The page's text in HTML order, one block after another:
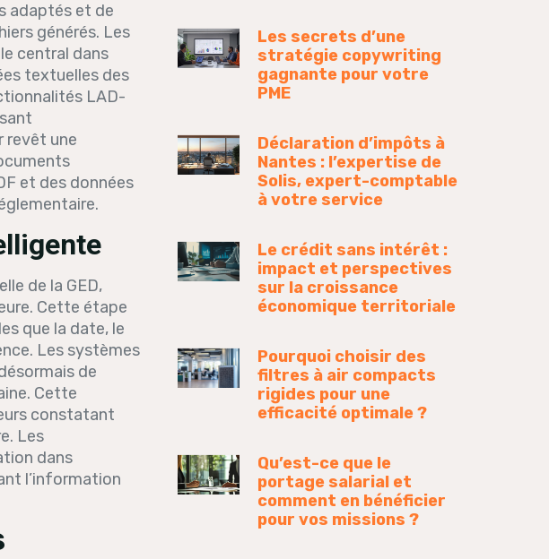
adaptés et de
générés. Les
central dans
textuelles des
LAD-
revêt une
et des données
de la GED,
Cette étape
que la date, le
Les systèmes
de
Cette
constatant
Les
dans
l’information
Les secrets d’une
stratégie copywriting
gagnante pour votre
PME
Déclaration d’impôts à
Nantes : l’expertise de
Solis, expert-comptable
à votre service
Le crédit sans intérêt :
impact et perspectives
sur la croissance
économique territoriale
Pourquoi choisir des
filtres à air compacts
rigides pour une
efficacité optimale ?
Qu’est-ce que le
portage salarial et
comment en bénéficier
pour vos missions ?